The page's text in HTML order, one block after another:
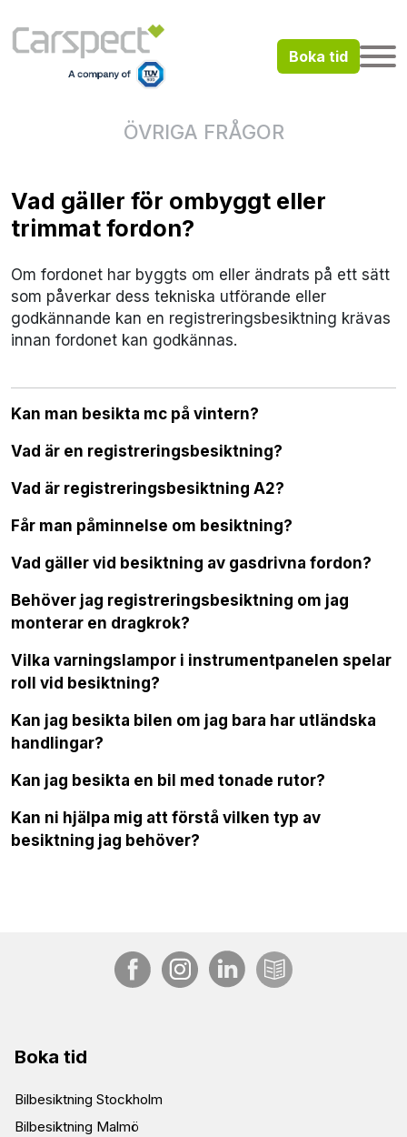
Boka tid
ÖVRIGA FRÅGOR
Vad gäller för ombyggt eller
trimmat fordon?
Om fordonet har byggts om eller ändrats på ett sätt
som påverkar dess tekniska utförande eller
godkännande kan en registreringsbesiktning krävas
innan fordonet kan godkännas.
Kan man besikta mc på vintern?
Vad är en registreringsbesiktning?
Vad är registreringsbesiktning A2?
Får man påminnelse om besiktning?
Vad gäller vid besiktning av gasdrivna fordon?
Behöver jag registreringsbesiktning om jag
monterar en dragkrok?
Vilka varningslampor i instrumentpanelen spelar
roll vid besiktning?
Kan jag besikta bilen om jag bara har utländska
handlingar?
Kan jag besikta en bil med tonade rutor?
Kan ni hjälpa mig att förstå vilken typ av
besiktning jag behöver?
Boka tid
Bilbesiktning Stockholm
Bilbesiktning Malmö